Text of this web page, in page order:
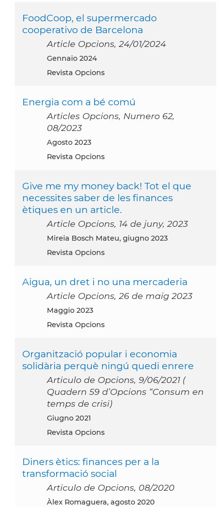
FoodCoop, el supermercado
cooperativo de Barcelona
Article Opcions, 24/01/2024
gennaio 2024
Revista Opcions
Energia com a bé comú
Articles Opcions, Numero 62,
08/2023
agosto 2023
Revista Opcions
Give me my money back! Tot el que
necessites saber de les finances
ètiques en un article.
Article Opcions, 14 de juny, 2023
Mireia Bosch Mateu, giugno 2023
Revista Opcions
Aigua, un dret i no una mercaderia
Article Opcions, 26 de maig 2023
maggio 2023
Revista Opcions
Organització popular i economia
solidària perquè ningú quedi enrere
Articulo de Opcions, 9/06/2021 (
Quadern 59 d’Opcions “Consum en
temps de crisi)
giugno 2021
Revista Opcions
Diners ètics: finances per a la
transformació social
Articulo de Opcions, 08/2020
Àlex Romaguera, agosto 2020